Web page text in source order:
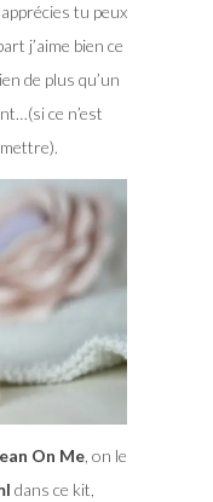
tu peux
j’aime bien ce
de plus qu’un
ce n’est
On Me, on le
dans ce kit,